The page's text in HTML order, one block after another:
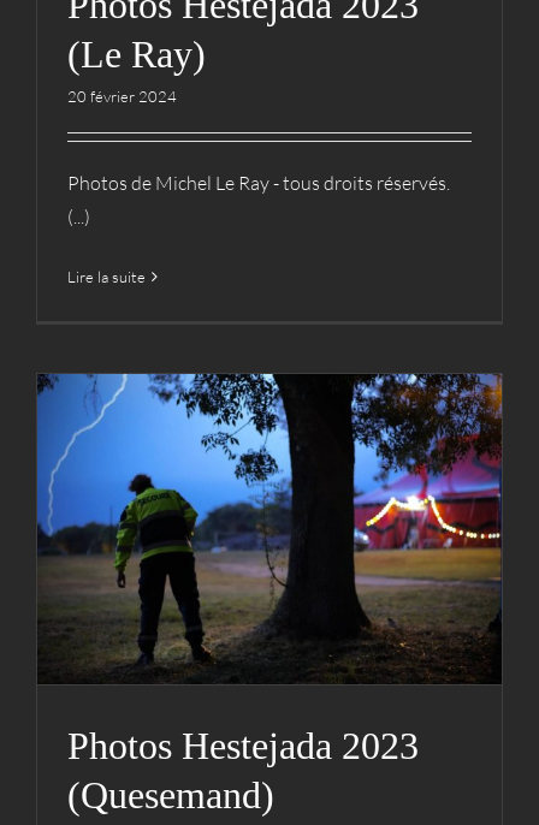
(Le Ray)
20 février 2024
Photos de Michel Le Ray - tous droits réservés.
(...)
Lire la suite
Photos Hestejada 2023
(Quesemand)
Actualités Hestejada Médias Photos Photos
Photos Hestejada 2023
(Quesemand)